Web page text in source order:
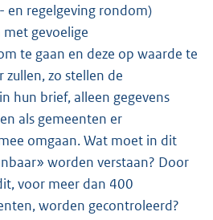
en regelgeving rondom)
gevoelige
te gaan en deze op waarde te
zullen, zo stellen de
hun brief, alleen gegevens
als gemeenten er
omgaan. Wat moet in dit
worden verstaan? Door
voor meer dan 400
worden gecontroleerd?